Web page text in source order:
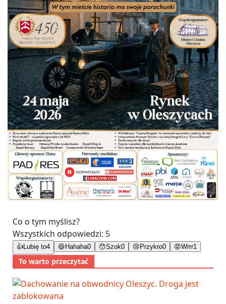
Co o tym myślisz?
Wszystkich odpowiedzi: 5
👍Lubię to4 😄 Hahaha0 😯Szok0 😢 Przykro0 😡Wrrr1
To warto przeczytać